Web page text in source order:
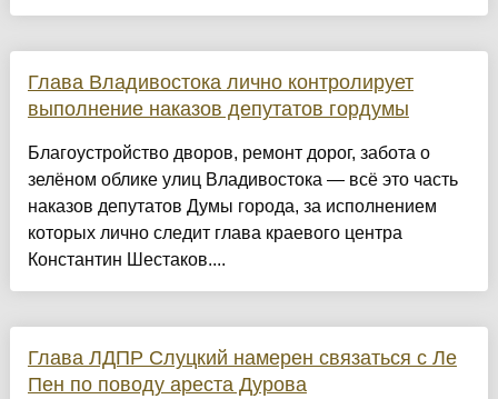
Глава Владивостока лично контролирует
выполнение наказов депутатов гордумы
Благоустройство дворов, ремонт дорог, забота о
зелёном облике улиц Владивостока — всё это часть
наказов депутатов Думы города, за исполнением
которых лично следит глава краевого центра
Константин Шестаков....
Глава ЛДПР Слуцкий намерен связаться с Ле
Пен по поводу ареста Дурова